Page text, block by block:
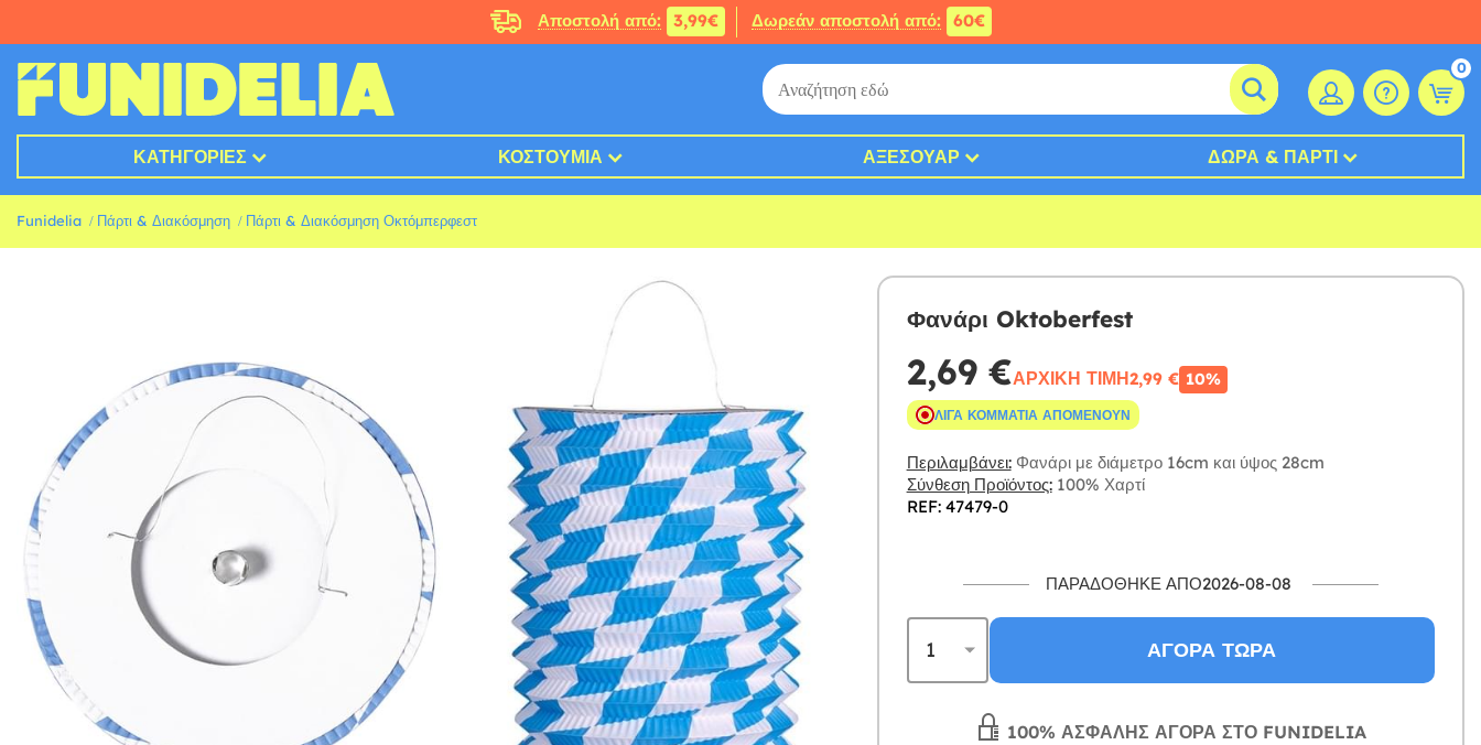
Αποστολή από: 3,99€ Δωρεάν αποστολή από: 60€
0
ΚΑΤΗΓΟΡΊΕΣ ΚΟΣΤΟΎΜΙΑ ΑΞΕΣΟΥΆΡ ΔΏΡΑ & ΠΆΡΤΙ
Funidelia Πάρτι & Διακόσμηση Πάρτι & Διακόσμηση Οκτόμπερφεστ
Φανάρι Oktoberfest
2,69 €ΑΡΧΙΚΉ ΤΙΜΉ2,99 € 10%
ΛΊΓΑ ΚΟΜΜΆΤΙΑ ΑΠΟΜΈΝΟΥΝ
Περιλαμβάνει:Φανάρι με διάμετρο 16cm και ύψος 28cm
Σύνθεση Προϊόντος:100% Χαρτί
REF: 47479-0
ΠΑΡΑΔΌΘΗΚΕ ΑΠΌ2026-08-08
ΑΓΟΡΆ ΤΏΡΑ
100% ΑΣΦΑΛΉΣ ΑΓΟΡΆ ΣΤΟ FUNIDELIA